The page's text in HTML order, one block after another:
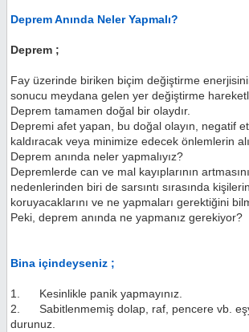
Deprem Anında Neler Yapmalı?
Deprem ;
Fay üzerinde biriken biçim değiştirme
sonucu meydana gelen yer değiştirme
Deprem tamamen doğal bir olaydır.
Depremi afet yapan, bu doğal olayın, negatif
kaldıracak veya minimize edecek önlemlerin
Deprem anında neler yapmalıyız?
Depremlerde can ve mal kayıplarının
nedenlerinden biri de sarsıntı sırasında
koruyacaklarını ve ne yapmaları gerektiğini
Peki, deprem anında ne yapmanız gerekiyor?
Bina içindeyseniz ;
1. Kesinlikle panik yapmayınız.
2. Sabitlenmemiş dolap, raf, pencere vb.
durunuz.